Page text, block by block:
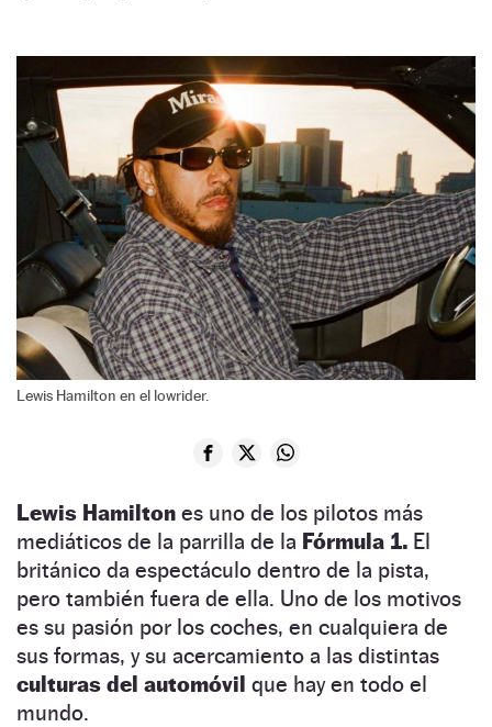
Lewis Hamilton en el lowrider.
Lewis Hamilton es uno de los pilotos más
mediáticos de la parrilla de la Fórmula 1. El
británico da espectáculo dentro de la pista,
pero también fuera de ella. Uno de los motivos
es su pasión por los coches, en cualquiera de
sus formas, y su acercamiento a las distintas
culturas del automóvil que hay en todo el
mundo.